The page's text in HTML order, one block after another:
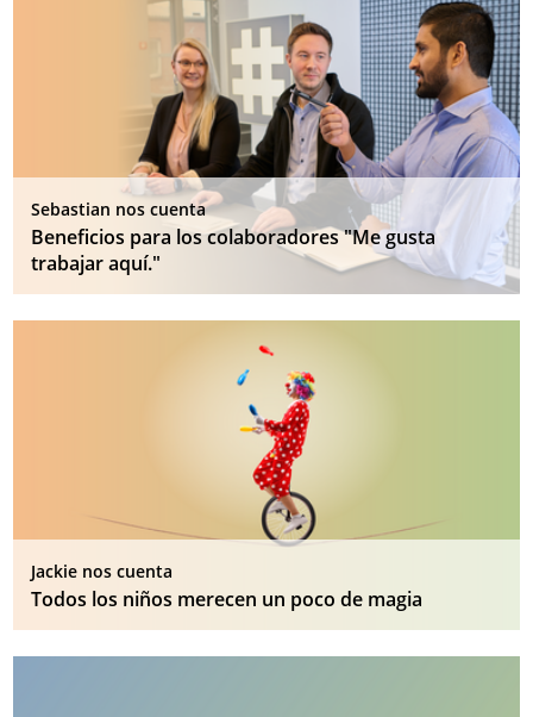
Sebastian nos cuenta
Beneficios para los colaboradores "Me gusta
trabajar aquí."
Jackie nos cuenta
Todos los niños merecen un poco de magia